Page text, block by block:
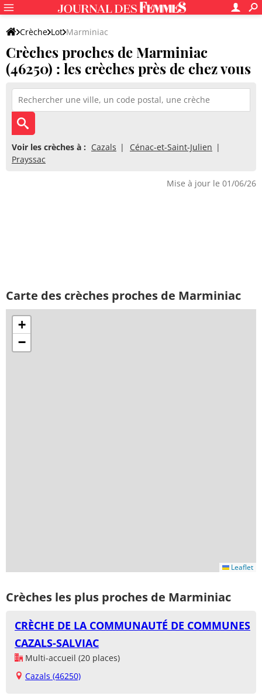
Crèche Lot Marminiac
Crèches proches de Marminiac
(46250) : les crèches près de chez vous
Voir les crèches à : Cazals
Cénac-et-Saint-Julien
Prayssac
Mise à jour le 01/06/26
Carte des crèches proches de Marminiac
+
−
Leaflet
Crèches les plus proches de Marminiac
CRÈCHE DE LA COMMUNAUTÉ DE COMMUNES
CAZALS-SALVIAC
Multi-accueil (20 places)
Cazals (46250)